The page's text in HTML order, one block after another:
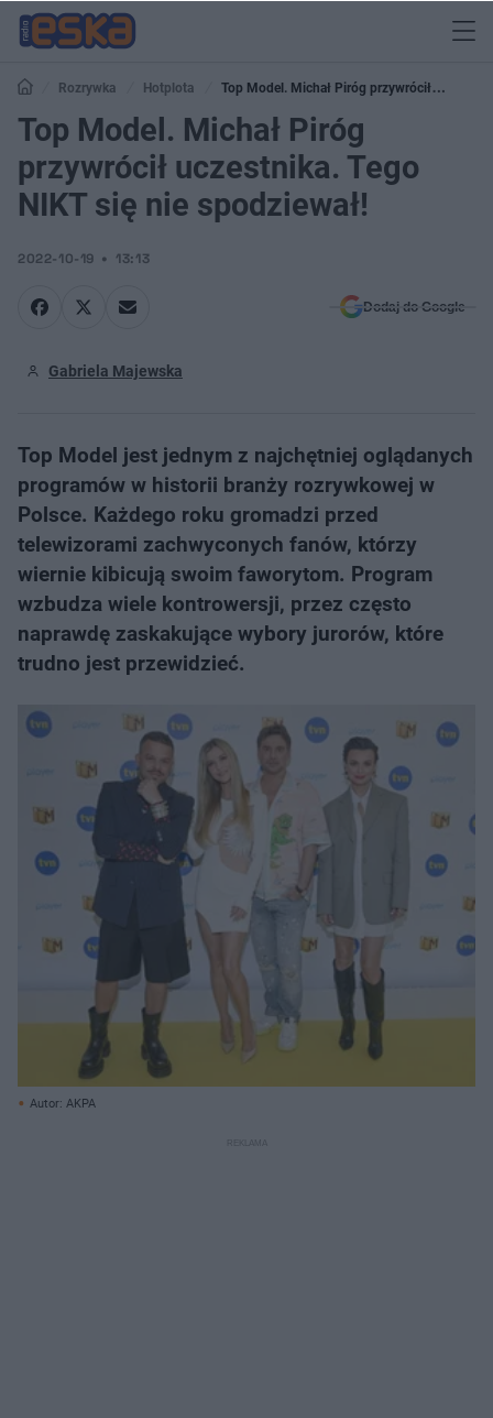
Rozrywka Hotplota
Top Model. Michał Piróg przywrócił
uczestnika. Tego NIKT się nie spodziewał!
Top Model. Michał Piróg
przywrócił uczestnika. Tego
NIKT się nie spodziewał!
2022-10-19 13:13
Dodaj do Google
Gabriela Majewska
Top Model jest jednym z najchętniej oglądanych
programów w historii branży rozrywkowej w
Polsce. Każdego roku gromadzi przed
telewizorami zachwyconych fanów, którzy
wiernie kibicują swoim faworytom. Program
wzbudza wiele kontrowersji, przez często
naprawdę zaskakujące wybory jurorów, które
trudno jest przewidzieć.
Autor: AKPA